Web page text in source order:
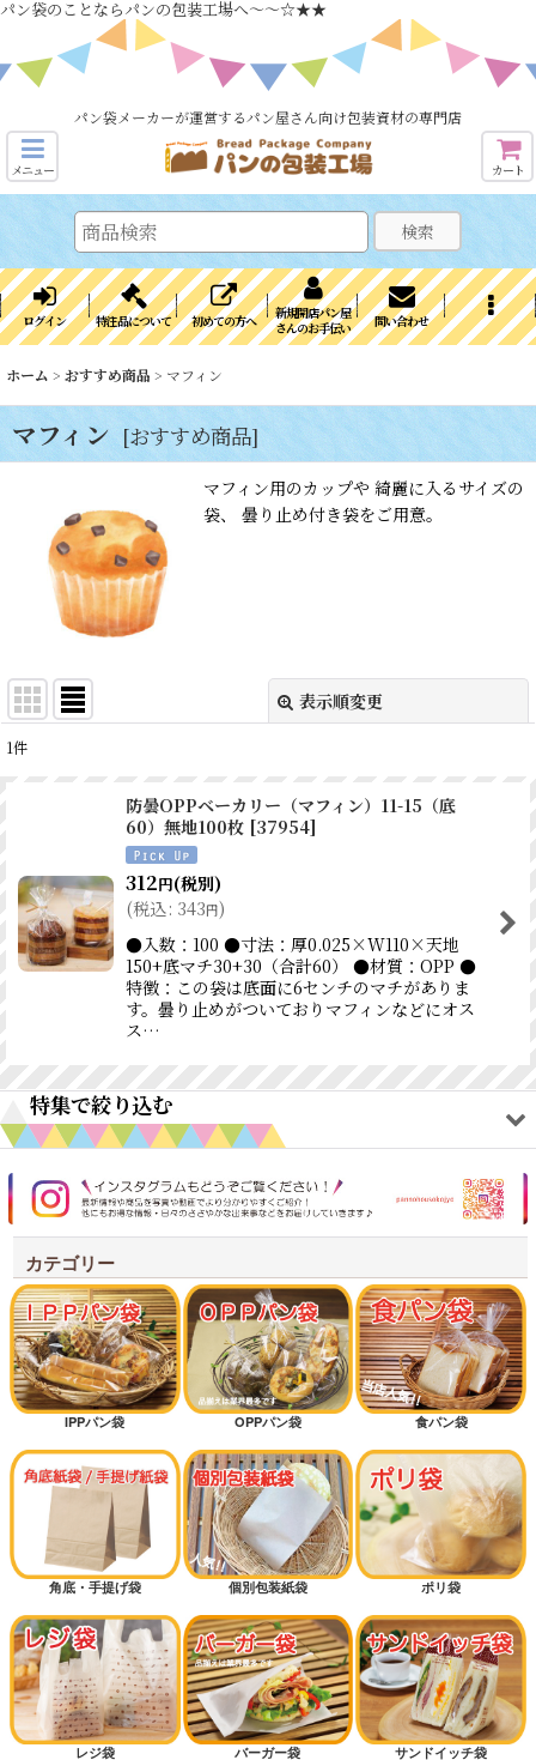
パン袋のことならパンの包装工場へ～～☆★★
パン袋メーカーが運営するパン屋さん向け包装資材の専門店
メニュー カート
検索
ログイン 特注品について 初めての方へ
新規開店パン屋
さんのお手伝い
問い合わせ
ホーム > おすすめ商品 > マフィン
マフィン [おすすめ商品]
マフィン用のカップや 綺麗に入るサイズの
袋、 曇り止め付き袋をご用意。
表示順変更
1件
防曇OPPベーカリー（マフィン）11-15（底
60）無地100枚 [37954]
312円(税別)
(税込: 343円)
●入数：100 ●寸法：厚0.025×W110×天地
150+底マチ30+30（合計60） ●材質：OPP ●
特徴：この袋は底面に6センチのマチがありま
す。曇り止めがついておりマフィンなどにオス
ス…
特集で絞り込む
オリジナルアイテム
ワックスペーパー
耐油紙袋商品
シンプルテイスト
クラフトテイスト
オススメ差別化アイテム
低コストタイプ
底マチ付きパン袋
横マチ付きパン袋
カッコイイ
カワイイ
カテゴリー
IPPパン袋 OPPパン袋 食パン袋
角底・手提げ袋 個別包装紙袋 ポリ袋
レジ袋 バーガー袋 サンドイッチ袋